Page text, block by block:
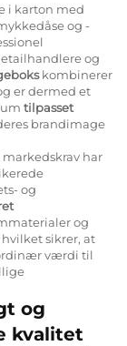
i karton med
og -
og
kombinerer
er dermed et
tilpasset
brandimage
har
og
og
sikrer, at
værdi til
og
kvalitet